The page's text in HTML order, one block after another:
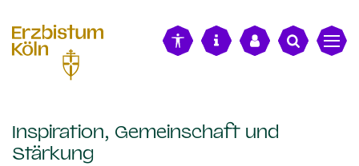
Inspiration, Gemeinschaft und
Stärkung